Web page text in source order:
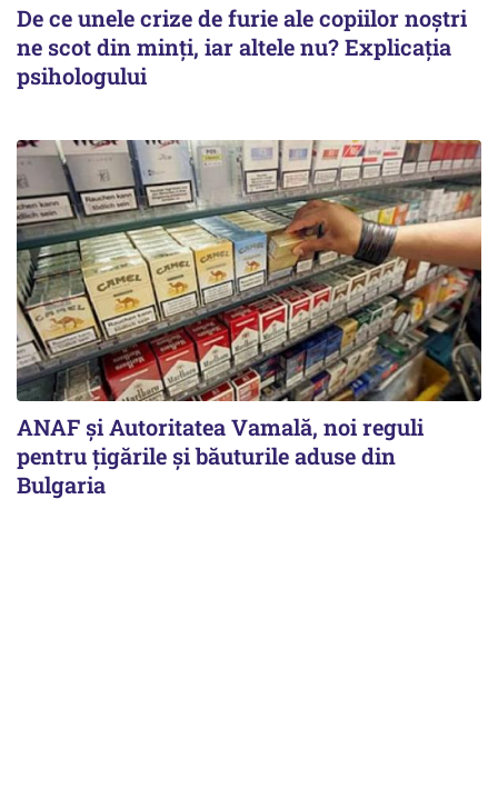
De ce unele crize de furie ale copiilor noștri
ne scot din minți, iar altele nu? Explicația
psihologului
ANAF și Autoritatea Vamală, noi reguli
pentru țigările și băuturile aduse din
Bulgaria